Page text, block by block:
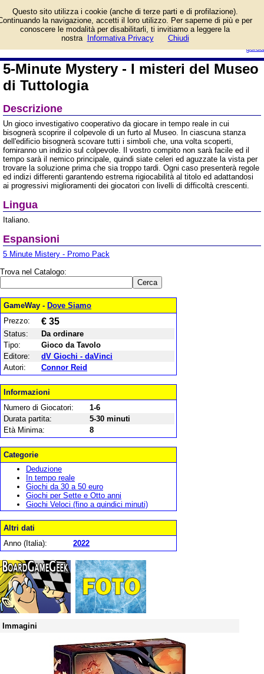
guida
Mystery - I misteri del
Museo di Tuttologia e
prezzo di vendita. Prodotto da dV
5-Minute Mystery - I misteri del Museo
di Tuttologia
Descrizione
Un gioco investigativo cooperativo da giocare in tempo reale in cui
bisognerà scoprire il colpevole di un furto al Museo. In ciascuna stanza
dell'edificio bisognerà scovare tutti i simboli che, una volta scoperti,
forniranno un indizio sul colpevole. Il vostro compito non sarà facile ed il
tempo sarà il nemico principale, quindi siate celeri ed aguzzate la vista per
trovare la soluzione prima che sia troppo tardi. Ogni caso presenterà regole
ed indizi differenti garantendo estrema rigiocabilità al titolo ed adattandosi
ai progressivi miglioramenti dei giocatori con livelli di difficoltà crescenti.
Lingua
Italiano.
Espansioni
5 Minute Mistery - Promo Pack
Trova nel Catalogo:
GameWay - Dove Siamo
Prezzo:
€ 35
Status:
Da ordinare
Tipo:
Gioco da Tavolo
Editore:
dV Giochi - daVinci
Autori:
Connor Reid
Informazioni
Numero di Giocatori:
1-6
Durata partita:
5-30 minuti
Età Minima:
8
Categorie
Deduzione
In tempo reale
Giochi da 30 a 50 euro
Giochi per Sette e Otto anni
Giochi Veloci (fino a quindici minuti)
Altri dati
Anno (Italia):
2022
Immagini
Questo sito utilizza i cookie (anche di terze parti e di profilazione).
la navigazione, accetti il loro utilizzo. Per saperne di più e per
conoscere le modalità per disabilitarli, ti invitiamo a leggere la
nostra
Informativa Privacy Chiudi